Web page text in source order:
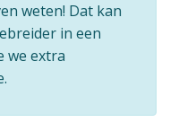
weten! Dat kan
in een
we extra